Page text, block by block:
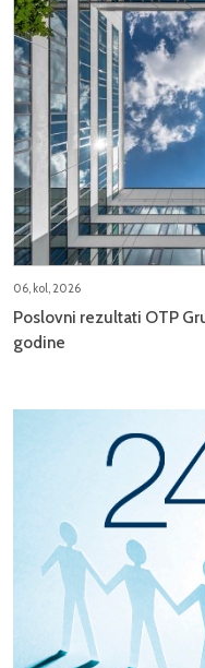
06, kol, 2026
Poslovni rezultati OTP
godine